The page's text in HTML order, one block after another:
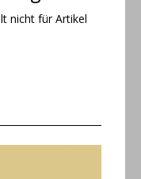
nicht für Artikel